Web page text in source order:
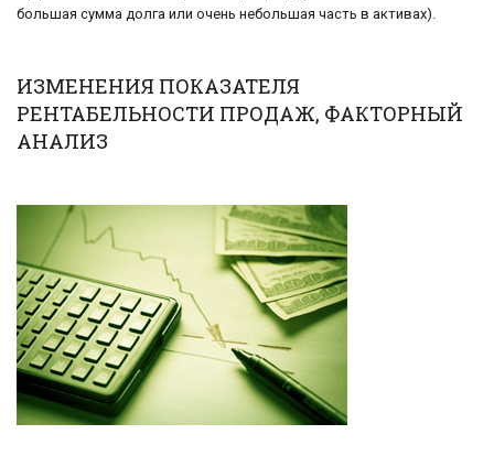
большая сумма долга или очень небольшая часть в активах).
ИЗМЕНЕНИЯ ПОКАЗАТЕЛЯ
РЕНТАБЕЛЬНОСТИ ПРОДАЖ, ФАКТОРНЫЙ
АНАЛИЗ